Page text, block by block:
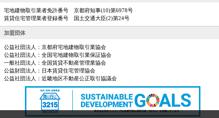
宅地建物取引業者免許番号 京都府知事(10)第6978号
賃貸住宅管理業者登録番号 国土交通大臣(2)第24号
加盟団体
公益社団法人：京都府宅地建物取引業協会
公益社団法人：全国宅地建物取引業保証協会
一般社団法人：全国賃貸不動産管理業協会
公益財団法人：日本賃貸住宅管理協会
公益社団法人：近畿地区不動産公正取引協議会